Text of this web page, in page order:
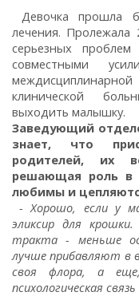
Девочка прошла
лечения. Пролежала
серьезных
совместными
клинической
выходить малышку.
Заведующий
знает, что
родителей, их
решающая роль в
любимы и
- Хорошо, если у
эликсир для
тракта - меньше
лучше прибавляют в
своя флора, а
психологическая